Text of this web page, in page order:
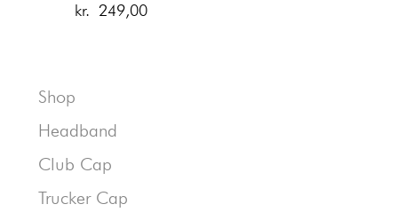
kr. 249,00
Shop
Headband
Club Cap
Trucker Cap